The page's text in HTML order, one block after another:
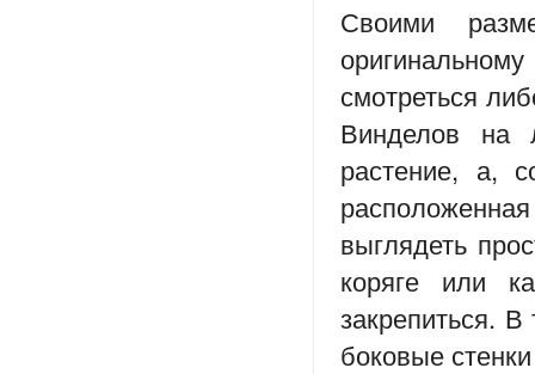
Своими
смотреться
Винделов на
растение, а,
выглядеть
коряге или
закрепиться.
боковые